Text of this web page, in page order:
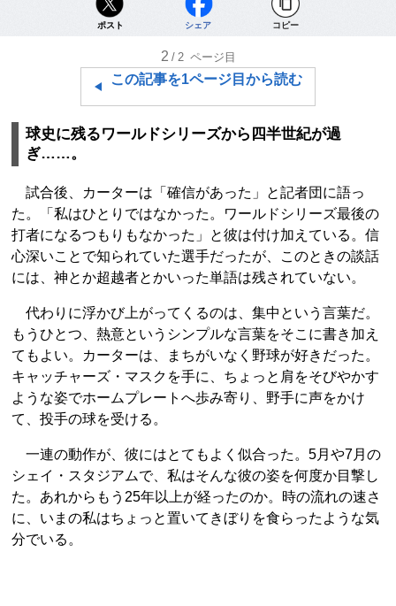
ポスト シェア コピー
2 /2 ページ目
この記事を1ページ目から読む
球史に残るワールドシリーズから四半世紀が過
ぎ……。
試合後、カーターは「確信があった」と記者団に語っ
た。「私はひとりではなかった。ワールドシリーズ最後の
打者になるつもりもなかった」と彼は付け加えている。信
心深いことで知られていた選手だったが、このときの談話
には、神とか超越者とかいった単語は残されていない。
代わりに浮かび上がってくるのは、集中という言葉だ。
もうひとつ、熱意というシンプルな言葉をそこに書き加え
てもよい。カーターは、まちがいなく野球が好きだった。
キャッチャーズ・マスクを手に、ちょっと肩をそびやかす
ような姿でホームプレートへ歩み寄り、野手に声をかけ
て、投手の球を受ける。
一連の動作が、彼にはとてもよく似合った。5月や7月の
シェイ・スタジアムで、私はそんな彼の姿を何度か目撃し
た。あれからもう25年以上が経ったのか。時の流れの速さ
に、いまの私はちょっと置いてきぼりを食らったような気
分でいる。